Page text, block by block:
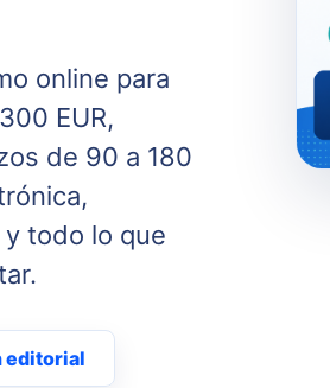
online para
EUR,
de 90 a 180
todo lo que
editorial